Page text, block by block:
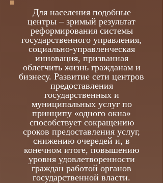
Для населения подобные
центры – зримый результат
реформирования системы
государственного управления,
социально-управленческая
инновация, призванная
облегчить жизнь гражданам и
бизнесу. Развитие сети центров
предоставления
государственных и
муниципальных услуг по
принципу «одного окна»
способствует сокращению
сроков предоставления услуг,
снижению очередей и, в
конечном итоге, повышению
уровня удовлетворенности
граждан работой органов
государственной власти.